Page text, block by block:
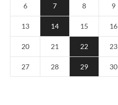
6 7 8 9
13 14 15 16
20 21 22 23
27 28 29 30